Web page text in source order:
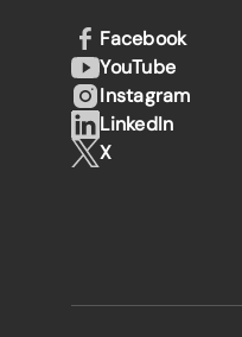
Facebook
YouTube
Instagram
LinkedIn
X